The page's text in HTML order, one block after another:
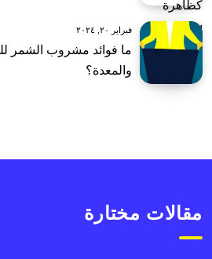
فبراير ٢٠, ٢٠٢٤
ما فوائد مشروب الشمر
والمعدة؟
مقالات مختارة